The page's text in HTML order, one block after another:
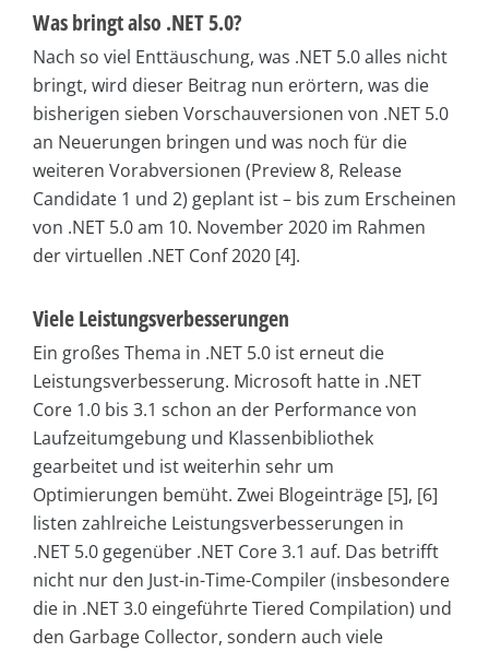
Was bringt also .NET 5.0?
Nach so viel Enttäuschung, was .NET 5.0 alles nicht
bringt, wird dieser Beitrag nun erörtern, was die
bisherigen sieben Vorschauversionen von .NET 5.0
an Neuerungen bringen und was noch für die
weiteren Vorabversionen (Preview 8, Release
Candidate 1 und 2) geplant ist – bis zum Erscheinen
von .NET 5.0 am 10. November 2020 im Rahmen
der virtuellen .NET Conf 2020 [4].
Viele Leistungsverbesserungen
Ein großes Thema in .NET 5.0 ist erneut die
Leistungsverbesserung. Microsoft hatte in .NET
Core 1.0 bis 3.1 schon an der Performance von
Laufzeitumgebung und Klassenbibliothek
gearbeitet und ist weiterhin sehr um
Optimierungen bemüht. Zwei Blogeinträge [5], [6]
listen zahlreiche Leistungsverbesserungen in
.NET 5.0 gegenüber .NET Core 3.1 auf. Das betrifft
nicht nur den Just-in-Time-Compiler (insbesondere
die in .NET 3.0 eingeführte Tiered Compilation) und
den Garbage Collector, sondern auch viele